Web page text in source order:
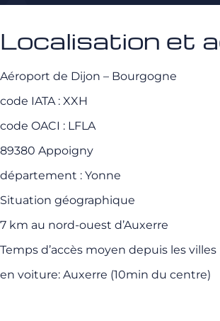
Localisation et
Aéroport de Dijon – Bourgogne
code IATA : XXH
code OACI : LFLA
89380 Appoigny
département : Yonne
Situation géographique
7 km au nord-ouest d’Auxerre
Temps d’accès moyen depuis les
en voiture: Auxerre (10min du centre)